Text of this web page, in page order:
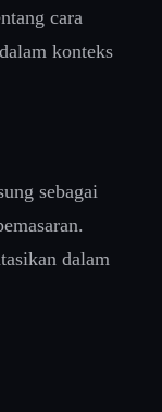
cara
konteks
sebagai
dalam